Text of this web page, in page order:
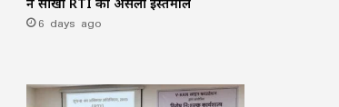
6 days ago